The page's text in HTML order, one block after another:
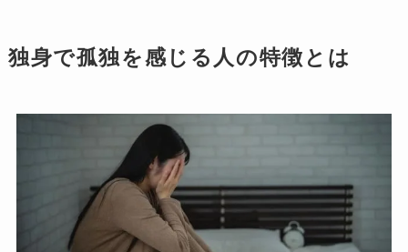
独身で孤独を感じる人の特徴とは